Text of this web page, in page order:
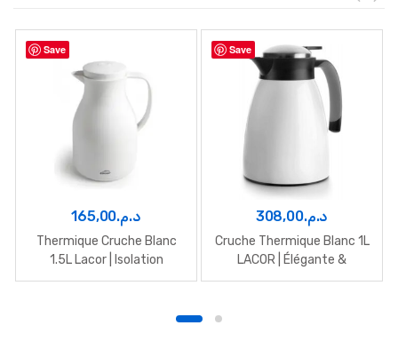
Save
د.م.165,00
Thermique Cruche Blanc
1.5L Lacor | Isolation
durable
Save
د.م.308,00
Cruche Thermique Blanc 1L
LACOR | Élégante &
Isotherme